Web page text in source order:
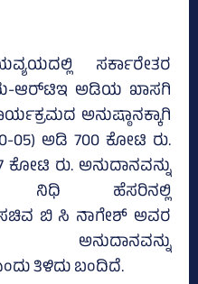
ಸರ್ಕಾರೇತರ
ಆರ್‌ಟಿಇ ಅಡಿಯ ಖಾಸಗಿ
ಅನುಷ್ಠಾನಕ್ಕಾಗಿ
0-05) ಅಡಿ 700 ಕೋಟಿ ರು.
ಕೋಟಿ ರು. ಅನುದಾನವನ್ನು
ನಿಧಿ ಹೆಸರಿನಲ್ಲಿ
ಸಚಿವ ಬಿ ಸಿ ನಾಗೇಶ್‌ ಅವರ
ಅನುದಾನವನ್ನು
ತಿಳಿದು ಬಂದಿದೆ.